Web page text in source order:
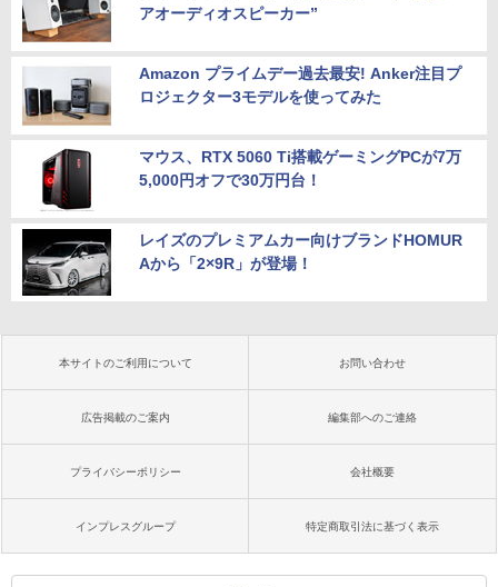
アオーディオスピーカー”
Amazon プライムデー過去最安! Anker注目プ
ロジェクター3モデルを使ってみた
マウス、RTX 5060 Ti搭載ゲーミングPCが7万
5,000円オフで30万円台！
レイズのプレミアムカー向けブランドHOMUR
Aから「2×9R」が登場！
本サイトのご利用について お問い合わせ
広告掲載のご案内 編集部へのご連絡
プライバシーポリシー 会社概要
インプレスグループ 特定商取引法に基づく表示